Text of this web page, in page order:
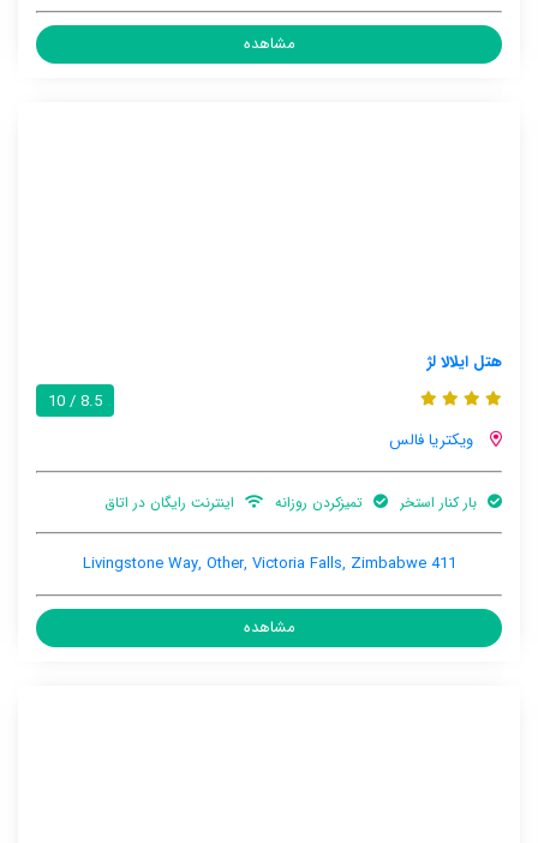
مشاهده
هتل ایلالا لژ
8.5 / 10
ویکتریا فالس
بار کنار استخر تمیزکردن روزانه اینترنت رایگان در اتاق
411 Livingstone Way, Other, Victoria Falls, Zimbabwe
مشاهده